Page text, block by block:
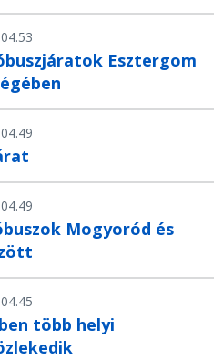
Esztergom
Mogyoród és
több helyi